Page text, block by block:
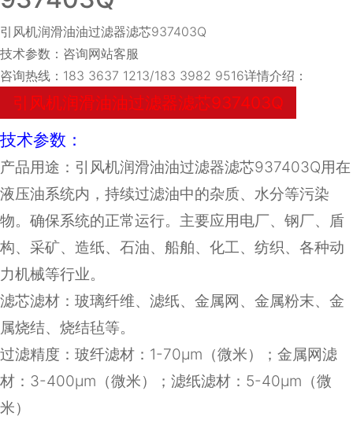
引风机润滑油油过滤器滤芯937403Q
技术参数：咨询网站客服
咨询热线：183 3637 1213/183 3982 9516详情介绍：
引风机润滑油油过滤器滤芯937403Q
技术参数：
产品用途：引风机润滑油油过滤器滤芯937403Q用在
液压油系统内，持续过滤油中的杂质、水分等污染
物。确保系统的正常运行。主要应用电厂、钢厂、盾
构、采矿、造纸、石油、船舶、化工、纺织、各种动
力机械等行业。
滤芯滤材： 玻璃纤维、滤纸、金属网、金属粉末、金
属烧结、烧结毡等。
过滤精度：玻纤滤材：1-70μm（微米）；金属网滤
材：3-400μm（微米）；滤纸滤材：5-40μm（微
米）